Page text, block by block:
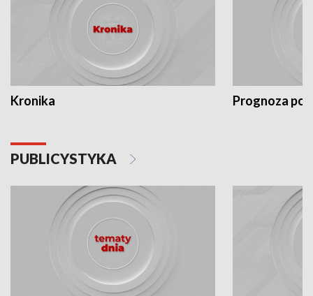
Kronika Prognoza
PUBLICYSTYKA